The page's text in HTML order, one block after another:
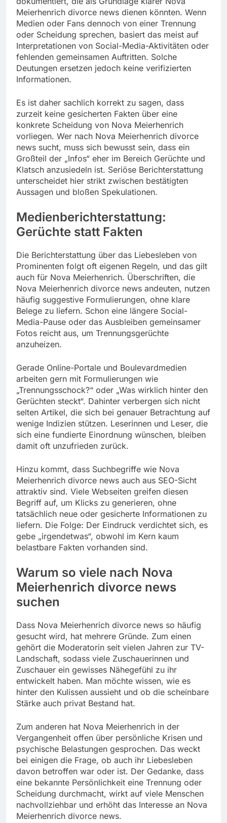
Meierhenrich divorce news dienen könnten. Wenn
Medien oder Fans dennoch von einer Trennung
oder Scheidung sprechen, basiert das meist auf
Interpretationen von Social-Media-Aktivitäten oder
fehlenden gemeinsamen Auftritten. Solche
Deutungen ersetzen jedoch keine verifizierten
Informationen.
Es ist daher sachlich korrekt zu sagen, dass
zurzeit keine gesicherten Fakten über eine
konkrete Scheidung von Nova Meierhenrich
vorliegen. Wer nach Nova Meierhenrich divorce
news sucht, muss sich bewusst sein, dass ein
Großteil der „Infos“ eher im Bereich Gerüchte und
Klatsch anzusiedeln ist. Seriöse Berichterstattung
unterscheidet hier strikt zwischen bestätigten
Aussagen und bloßen Spekulationen.
Medienberichterstattung:
Gerüchte statt Fakten
Die Berichterstattung über das Liebesleben von
Prominenten folgt oft eigenen Regeln, und das gilt
auch für Nova Meierhenrich. Überschriften, die
Nova Meierhenrich divorce news andeuten, nutzen
häufig suggestive Formulierungen, ohne klare
Belege zu liefern. Schon eine längere Social-
Media-Pause oder das Ausbleiben gemeinsamer
Fotos reicht aus, um Trennungsgerüchte
anzuheizen.
Gerade Online-Portale und Boulevardmedien
arbeiten gern mit Formulierungen wie
„Trennungsschock?“ oder „Was wirklich hinter den
Gerüchten steckt“. Dahinter verbergen sich nicht
selten Artikel, die sich bei genauer Betrachtung auf
wenige Indizien stützen. Leserinnen und Leser, die
sich eine fundierte Einordnung wünschen, bleiben
damit oft unzufrieden zurück.
Hinzu kommt, dass Suchbegriffe wie Nova
Meierhenrich divorce news auch aus SEO-Sicht
attraktiv sind. Viele Webseiten greifen diesen
Begriff auf, um Klicks zu generieren, ohne
tatsächlich neue oder gesicherte Informationen zu
liefern. Die Folge: Der Eindruck verdichtet sich, es
gebe „irgendetwas“, obwohl im Kern kaum
belastbare Fakten vorhanden sind.
Warum so viele nach Nova
Meierhenrich divorce news
suchen
Dass Nova Meierhenrich divorce news so häufig
gesucht wird, hat mehrere Gründe. Zum einen
gehört die Moderatorin seit vielen Jahren zur TV-
Landschaft, sodass viele Zuschauerinnen und
Zuschauer ein gewisses Nähegefühl zu ihr
entwickelt haben. Man möchte wissen, wie es
hinter den Kulissen aussieht und ob die scheinbare
Stärke auch privat Bestand hat.
Zum anderen hat Nova Meierhenrich in der
Vergangenheit offen über persönliche Krisen und
psychische Belastungen gesprochen. Das weckt
bei einigen die Frage, ob auch ihr Liebesleben
davon betroffen war oder ist. Der Gedanke, dass
eine bekannte Persönlichkeit eine Trennung oder
Scheidung durchmacht, wirkt auf viele Menschen
nachvollziehbar und erhöht das Interesse an Nova
Meierhenrich divorce news.